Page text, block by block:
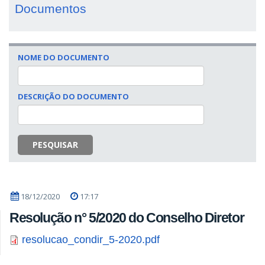
Documentos
NOME DO DOCUMENTO
DESCRIÇÃO DO DOCUMENTO
PESQUISAR
18/12/2020 17:17
Resolução n° 5/2020 do Conselho Diretor
resolucao_condir_5-2020.pdf